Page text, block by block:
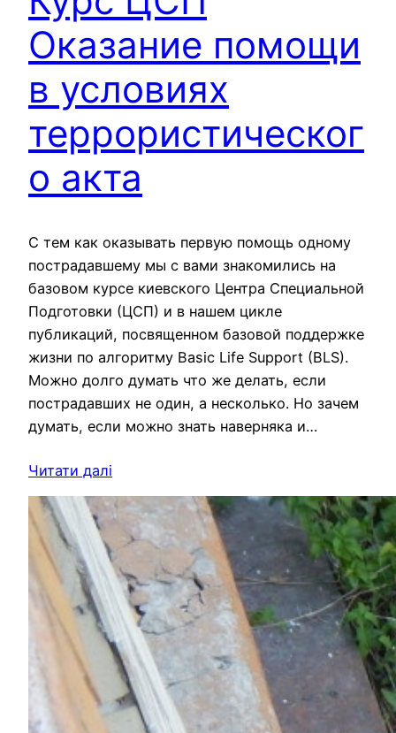
Оказание помощи
в условиях
террористическог
о акта
C тем как оказывать первую помощь одному
пострадавшему мы с вами знакомились на
базовом курсе киевского Центра Специальной
Подготовки (ЦСП) и в нашем цикле
публикаций, посвященном базовой поддержке
жизни по алгоритму Basic Life Support (BLS).
Можно долго думать что же делать, если
пострадавших не один, а несколько. Но зачем
думать, если можно знать наверняка и…
Читати далі